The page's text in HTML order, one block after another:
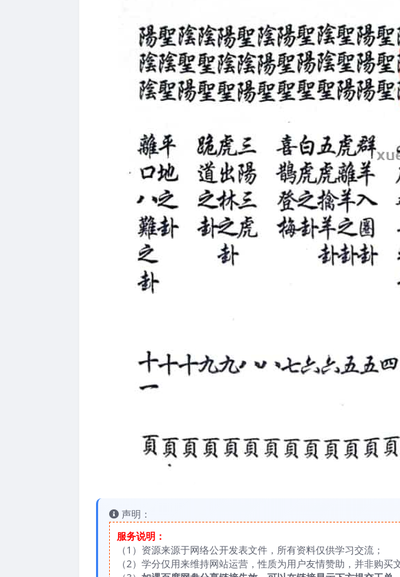
声明：
服务说明：
（1）资源来源于网络公开发表文件，所有资料仅供学习交流；
（2）学分仅用来维持网站运营，性质为用户友情赞助，并非购买